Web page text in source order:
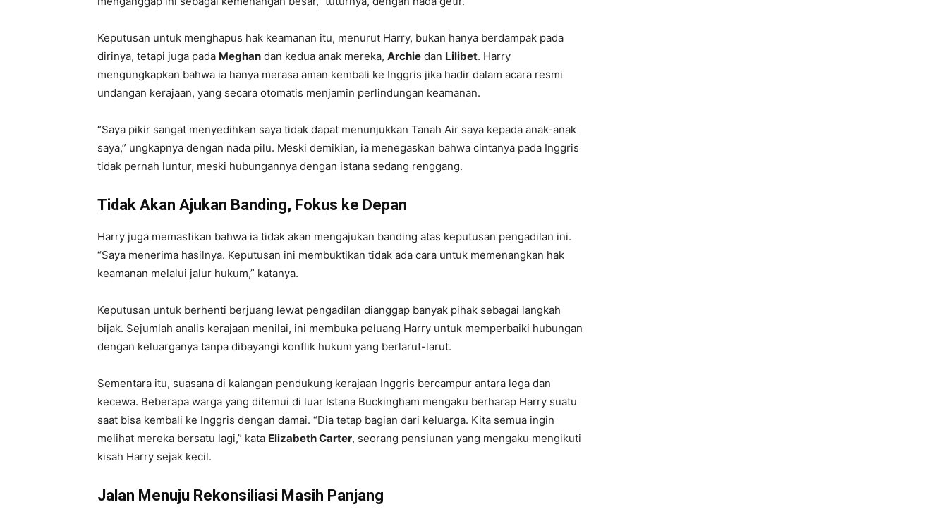
Keputusan untuk menghapus hak keamanan itu, menurut Harry, bukan hanya berdampak pada
dirinya, tetapi juga pada Meghan dan kedua anak mereka, Archie dan Lilibet. Harry
mengungkapkan bahwa ia hanya merasa aman kembali ke Inggris jika hadir dalam acara resmi
undangan kerajaan, yang secara otomatis menjamin perlindungan keamanan.
“Saya pikir sangat menyedihkan saya tidak dapat menunjukkan Tanah Air saya kepada anak-anak
saya,” ungkapnya dengan nada pilu. Meski demikian, ia menegaskan bahwa cintanya pada Inggris
tidak pernah luntur, meski hubungannya dengan istana sedang renggang.
Tidak Akan Ajukan Banding, Fokus ke Depan
Harry juga memastikan bahwa ia tidak akan mengajukan banding atas keputusan pengadilan ini.
“Saya menerima hasilnya. Keputusan ini membuktikan tidak ada cara untuk memenangkan hak
keamanan melalui jalur hukum,” katanya.
Keputusan untuk berhenti berjuang lewat pengadilan dianggap banyak pihak sebagai langkah
bijak. Sejumlah analis kerajaan menilai, ini membuka peluang Harry untuk memperbaiki hubungan
dengan keluarganya tanpa dibayangi konflik hukum yang berlarut-larut.
Sementara itu, suasana di kalangan pendukung kerajaan Inggris bercampur antara lega dan
kecewa. Beberapa warga yang ditemui di luar Istana Buckingham mengaku berharap Harry suatu
saat bisa kembali ke Inggris dengan damai. “Dia tetap bagian dari keluarga. Kita semua ingin
melihat mereka bersatu lagi,” kata Elizabeth Carter, seorang pensiunan yang mengaku mengikuti
kisah Harry sejak kecil.
Jalan Menuju Rekonsiliasi Masih Panjang